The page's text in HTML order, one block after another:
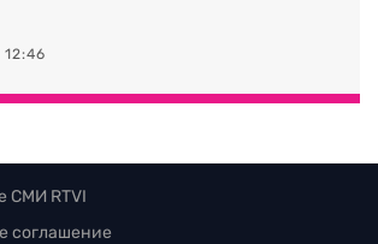
СМИ RTVI
соглашение